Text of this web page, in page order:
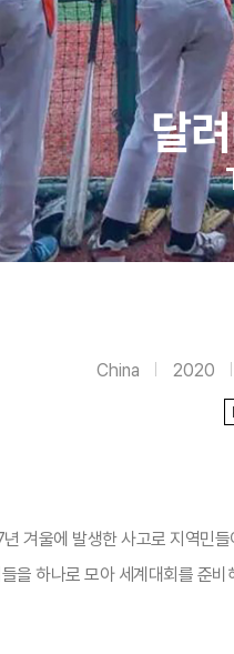
달
China 2020
겨울에 발생한 사고로 지역민
을 하나로 모아 세계대회를 준비